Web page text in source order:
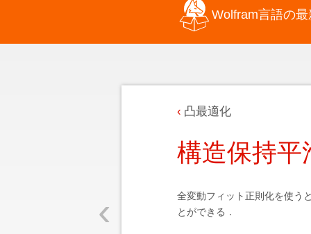
Wolfram言語の
‹
凸最適化
構造保持平
全変動フィット正則化を使う
とができる．